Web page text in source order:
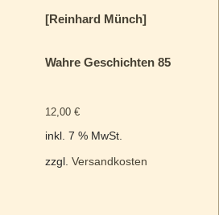
[Reinhard Münch]
Wahre Geschichten 85
12,00€
inkl. 7 % MwSt.
zzgl.Versandkosten